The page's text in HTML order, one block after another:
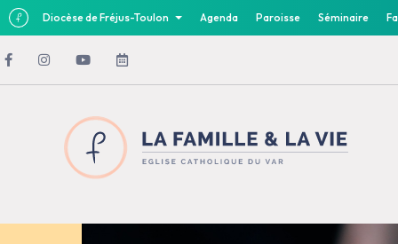
Diocèse de Fréjus-Toulon Agenda Paroisse Séminaire